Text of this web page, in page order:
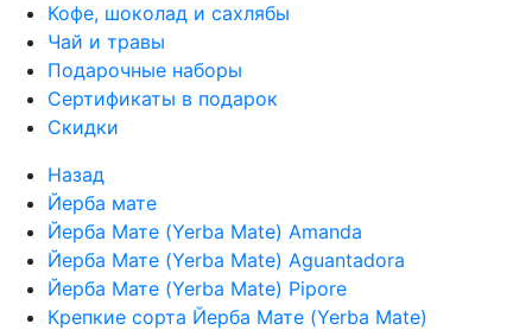
Кофе, шоколад и сахлябы
Чай и травы
Подарочные наборы
Сертификаты в подарок
Скидки
Назад
Йерба мате
Йерба Мате (Yerba Mate) Amanda
Йерба Мате (Yerba Mate) Aguantadora
Йерба Мате (Yerba Mate) Pipore
Крепкие сорта Йерба Мате (Yerba Mate)